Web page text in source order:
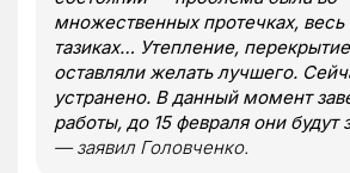
множественных протечках,
тазиках… Утепление,
оставляли желать лучшего.
устранено. В данный момент
работы, до 15 февраля они будут
— заявил Головченко.